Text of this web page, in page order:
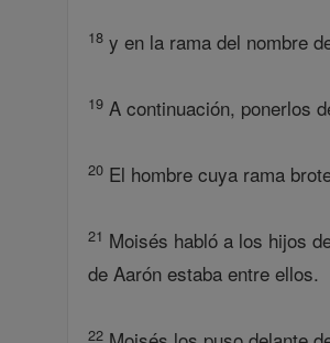
18 y en la rama del nombre
19 A continuación, ponerlos
20 El hombre cuya rama
21 Moisés habló a los hijos
de Aarón estaba entre ellos.
22